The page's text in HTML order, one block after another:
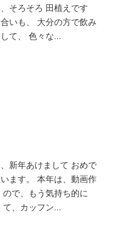
そろそろ 田植えです
いも、 大分の方で飲み
て、 色々な...
新年あけまして おめで
ます。 本年は、動画作
で、もう気持ち的に
、カッフン...